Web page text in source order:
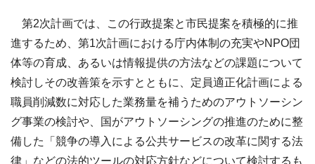
第2次計画では、この行政提案と市民提案を積極的に推
進するため、第1次計画における庁内体制の充実やNPO団
体等の育成、あるいは情報提供の方法などの課題について
検討しその改善策を示すとともに、定員適正化計画による
職員削減数に対応した業務量を補うためのアウトソーシン
グ事業の検討や、国がアウトソーシングの推進のために整
備した「競争の導入による公共サービスの改革に関する法
律」などの法的ツールの対応方針などについて検討するも